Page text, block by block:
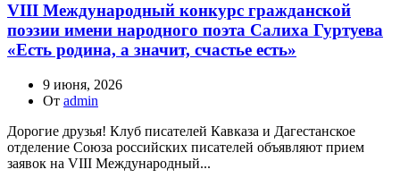
VIII Международный конкурс гражданской
поэзии имени народного поэта Салиха Гуртуева
«Есть родина, а значит, счастье есть»
9 июня, 2026
От admin
Дорогие друзья! Клуб писателей Кавказа и Дагестанское
отделение Союза российских писателей объявляют прием
заявок на VIII Международный...